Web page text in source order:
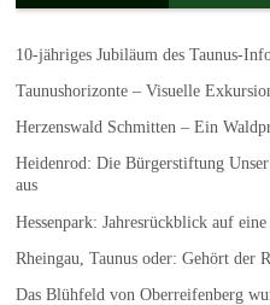
10-jähriges Jubiläum des Taunus-
Taunushorizonte – Visuelle
Herzenswald Schmitten – Ein
Heidenrod: Die Bürgerstiftung
aus
Hessenpark: Jahresrückblick auf
Rheingau, Taunus oder: Gehört der
Das Blühfeld von Oberreifenberg